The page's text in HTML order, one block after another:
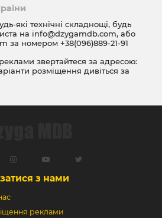
які технічні складнощі, будь
на info@dzygamdb.com, або
за номером +38(096)889-21-91
звертайтеся за адресою:
розміщення дивіться за
з нами
реклами